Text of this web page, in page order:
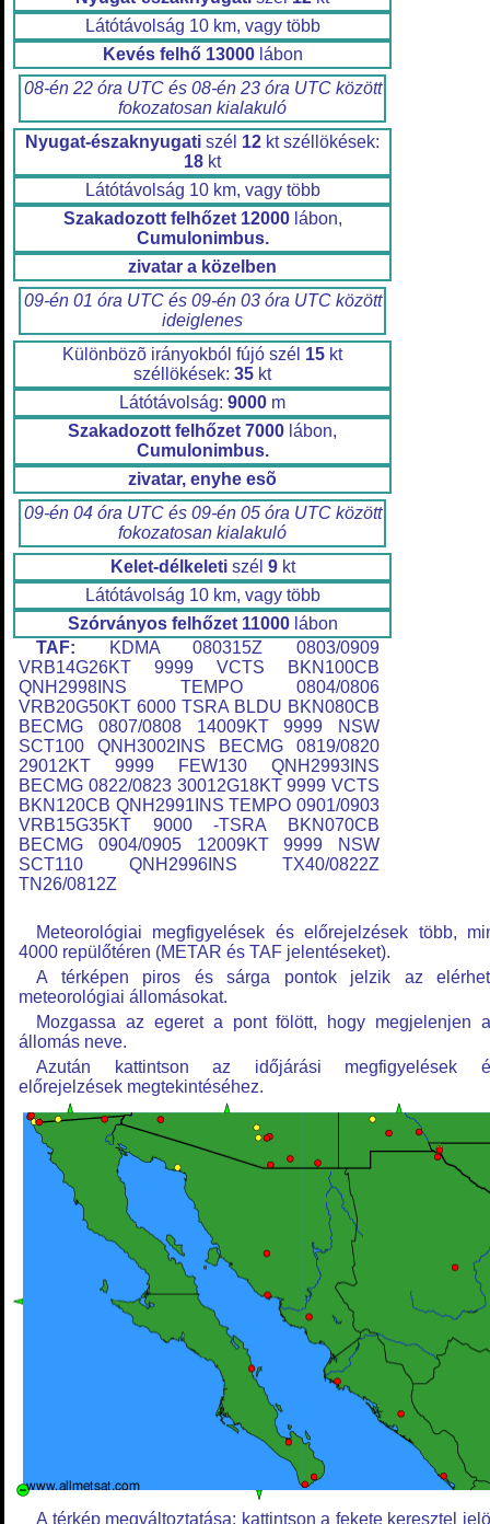
Látótávolság 10 km, vagy több
Kevés felhő 13000lábon
08-én 22 óra UTC és 08-én 23 óra UTC között
fokozatosan kialakuló
Nyugat-északnyugati szél 12 kt széllökések:
18 kt
Látótávolság 10 km, vagy több
Szakadozott felhőzet 12000lábon,
Cumulonimbus.
zivatar a közelben
09-én 01 óra UTC és 09-én 03 óra UTC között
ideiglenes
Különbözõ irányokból fújó szél 15 kt
széllökések: 35 kt
Látótávolság: 9000 m
Szakadozott felhőzet 7000 lábon,
Cumulonimbus.
zivatar, enyhe esõ
09-én 04 óra UTC és 09-én 05 óra UTC között
fokozatosan kialakuló
Kelet-délkeletiszél 9kt
Látótávolság 10 km, vagy több
Szórványos felhőzet 11000lábon
TAF: KDMA 080315Z 0803/0909
VRB14G26KT 9999 VCTS BKN100CB
QNH2998INS TEMPO 0804/0806
VRB20G50KT 6000 TSRA BLDU BKN080CB
BECMG 0807/0808 14009KT 9999 NSW
SCT100 QNH3002INS BECMG 0819/0820
29012KT 9999 FEW130 QNH2993INS
BECMG 0822/0823 30012G18KT 9999 VCTS
BKN120CB QNH2991INS TEMPO 0901/0903
VRB15G35KT 9000 -TSRA BKN070CB
BECMG 0904/0905 12009KT 9999 NSW
SCT110 QNH2996INS TX40/0822Z
TN26/0812Z
Meteorológiai megfigyelések és előrejelzések több,
4000 repülőtéren (METAR és TAF jelentéseket).
A térképen piros és sárga pontok jelzik az
meteorológiai állomásokat.
Mozgassa az egeret a pont fölött, hogy megjelenjen
állomás neve.
Azután kattintson az időjárási megfigyelések
előrejelzések megtekintéséhez.
A térkép megváltoztatása: kattintson a fekete keresztel